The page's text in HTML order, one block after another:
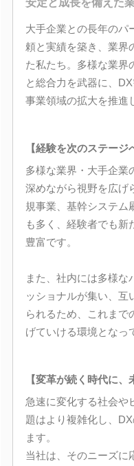
大手企業との長年のパ
頼と実績を築き、業界
た私たち。多様な業界
と総合力を武器に、
事業領域の拡大を推進
【経験を次のステージ
多様な業界・大手企業
深めながら視野を広げ
規事業、基幹システム
も多く、経験者でも新
豊富です。
また、社内には多様な
ッショナルが集い、互
られるため、これまで
げていける環境となっ
【変革が続く時代に、
急速に変化する社会や
題はより複雑化し、
ます。
当社は、そのニーズに